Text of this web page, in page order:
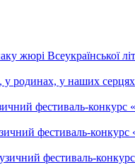
жюрі Всеукраїнської
родинах, у наших
фестиваль-конкурс
фестиваль-конкурс
фестиваль-конкурс